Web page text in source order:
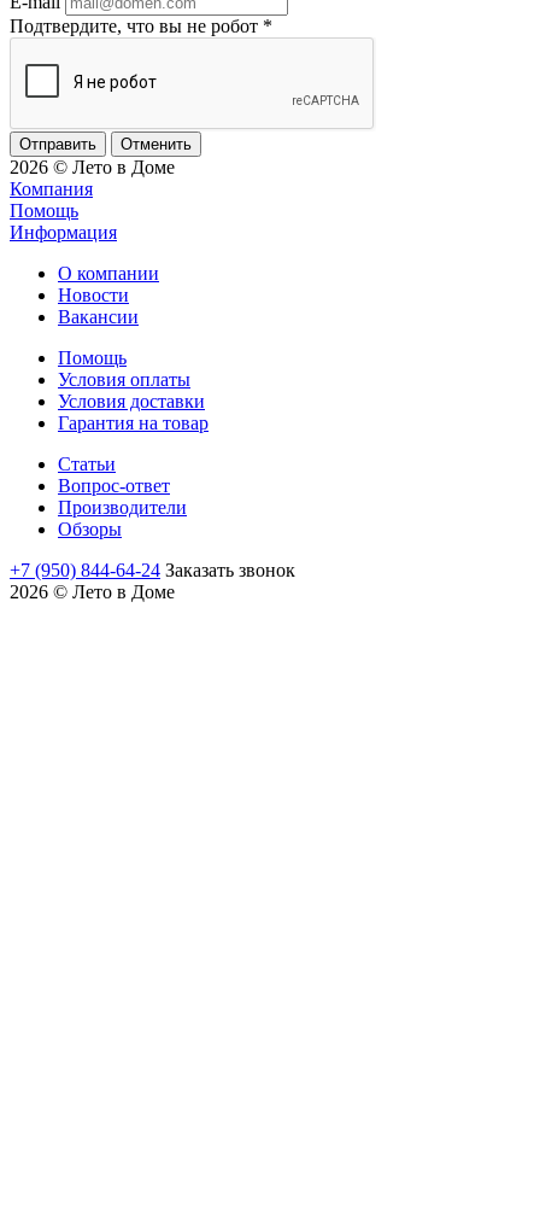
Подтвердите, что вы не робот *
Отменить
2026 © Лето в Доме
Компания
Помощь
Информация
О компании
Новости
Вакансии
Помощь
Условия оплаты
Условия доставки
Гарантия на товар
Статьи
Вопрос-ответ
Производители
Обзоры
+7 (950) 844-64-24 Заказать звонок
2026 © Лето в Доме